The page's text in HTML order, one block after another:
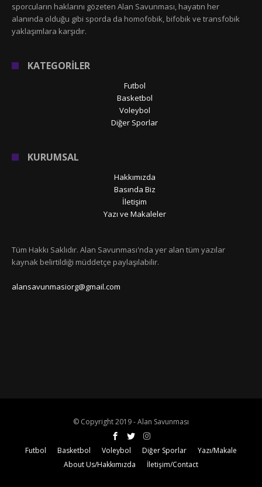
sporcuların haklarını gözeten Alan Savunması, hayatın her
alanında olduğu gibi sporda da homofobik, bifobik ve transfobik
yaklaşımlara karşıdır.
KATEGORİLER
Futbol
Basketbol
Voleybol
Diğer Sporlar
KURUMSAL
Hakkımızda
Basında Biz
İletişim
Yazı ve Makaleler
Tüm Hakkı Saklıdır. Alan Savunması'nda yer alan tüm yazılar
kaynak belirtildiği müddetçe paylaşılabilir.
alansavunmasiorg@gmail.com
© Copyright 2019 - Alan Savunması
Futbol Basketbol Voleybol Diğer Sporlar
Yazı/Makale
About Us/Hakkımızda
İletişim/Contact